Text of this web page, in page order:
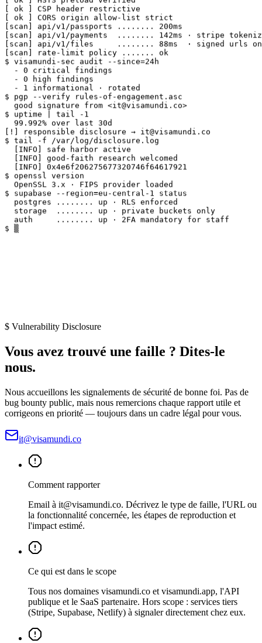
[ ok ] CORS origin allow-list strict
[scan] api/v1/passports ........ 200ms
[scan] api/v1/payments  ........ 142ms · stripe
[scan] api/v1/files     ........ 88ms  · signed urls
[scan] rate-limit policy ....... ok
$ visamundi-sec audit --since=24h
  - 0 critical findings
  - 0 high findings
  - 1 informational · rotated
$ pgp --verify rules-of-engagement.asc
  good signature from <it@visamundi.co>
$ uptime | tail -1
  99.992% over last 30d
[!] responsible disclosure → it@visamundi.co
$ tail -f /var/log/disclosure.log
  [INFO] safe harbor active
  [INFO] good-faith research welcomed
  [INFO] 0x4e6f206275677320746f64617921
$ openssl version
  OpenSSL 3.x · FIPS provider loaded
$ supabase --region=eu-central-1 status
  postgres ........ up · RLS enforced
  storage  ........ up · private buckets only
  auth     ........ up · 2FA mandatory for staff
$ ▒
$ Vulnerability Disclosure
Vous avez trouvé une faille ? Dites-le
nous.
Nous accueillons les signalements de sécurité de bonne foi. Pas de
bug bounty public, mais nous remercions chaque rapport utile et
corrigeons en priorité — toujours dans un cadre légal pour vous.
it@visamundi.co
Comment rapporter
Email à it@visamundi.co. Décrivez le type de faille, l'URL ou
la fonctionnalité concernée, les étapes de reproduction et
l'impact estimé.
Ce qui est dans le scope
Tous nos domaines visamundi.co et visamundi.app, l'API
publique et le SaaS partenaire. Hors scope : services tiers
(Stripe, Supabase, Netlify) à signaler directement chez eux.